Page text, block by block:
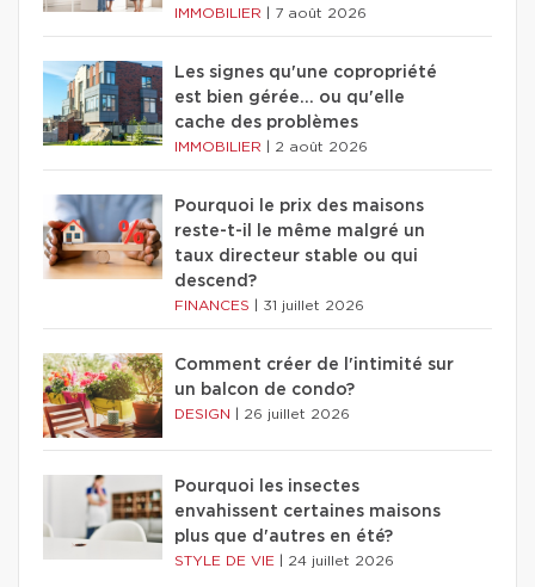
IMMOBILIER 7 août 2026
Les signes qu'une copropriété
est bien gérée… ou qu'elle
cache des problèmes
IMMOBILIER 2 août 2026
Pourquoi le prix des maisons
reste-t-il le même malgré un
taux directeur stable ou qui
descend?
FINANCES 31 juillet 2026
Comment créer de l'intimité sur
un balcon de condo?
DESIGN 26 juillet 2026
Pourquoi les insectes
envahissent certaines maisons
plus que d'autres en été?
STYLE DE VIE 24 juillet 2026